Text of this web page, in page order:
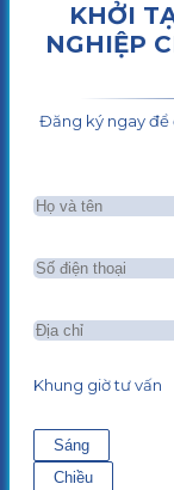
KHỞI
NGHIỆP
Đăng ký ngay để
Khung giờ tư vấn
Sáng
Chiều